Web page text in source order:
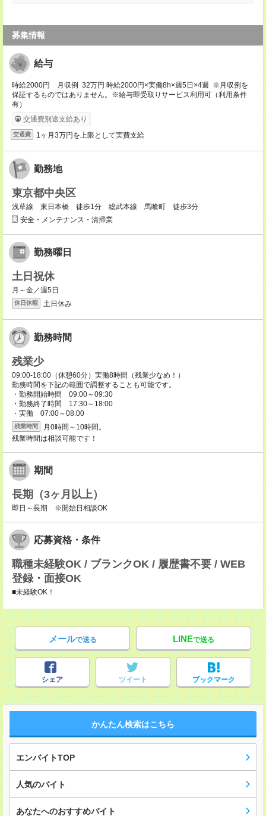
募集情報
給与
時給2000円 月収例 32万円 時給2000円×実働8h×週5日×4週 ※月収例を
保証するものではありません。※給与即受取りサービス利用可（利用条件
有）
交通費別途支給あり
交通費 1ヶ月3万円を上限として実費支給
勤務地
東京都中央区
浅草線 東日本橋 徒歩1分 総武本線 馬喰町 徒歩3分
安全・メンテナンス・清掃業
勤務曜日
土日祝休
月～金／週5日
休日休暇 土日休み
勤務時間
残業少
09:00-18:00（休憩60分）実働8時間（残業少なめ！）
勤務時間を下記の範囲で調整することも可能です。
・勤務開始時間 09:00～09:30
・勤務終了時間 17:30～18:00
・実働 07:00～08:00
残業時間
月0時間～10時間。
残業時間は相談可能です！
期間
長期（3ヶ月以上）
即日～長期 ※開始日相談OK
応募資格・条件
職種未経験OK / ブランクOK / 履歴書不要 / WEB
登録・面接OK
■未経験OK！
メールで送る LINEで送る
シェア ツイート ブックマーク
かんたん検索はこちら
エンバイトTOP
人気のバイト
あなたへのおすすめバイト